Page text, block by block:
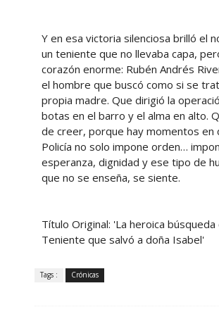
Y en esa victoria silenciosa brilló el
un teniente que no llevaba capa,
corazón enorme: Rubén Andrés
el hombre que buscó como si se
propia madre. Que dirigió la
botas en el barro y el alma en alto.
de creer, porque hay momentos en
Policía no solo impone orden…
esperanza, dignidad y ese tipo de
que no se enseña, se siente.
Título Original: 'La heroica búsqueda
Teniente que salvó a doña Isabel'
Tags : Crónicas